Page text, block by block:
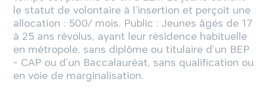
le statut de volontaire à l’insertion et perçoit une
allocation : 500/ mois. Public : Jeunes âgés de 17
à 25 ans révolus, ayant leur résidence habituelle
en métropole, sans diplôme ou titulaire d’un BEP
- CAP ou d’un Baccalauréat, sans qualification ou
en voie de marginalisation.